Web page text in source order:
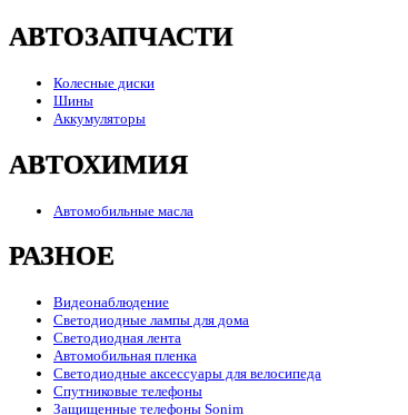
АВТОЗАПЧАСТИ
Колесные диски
Шины
Аккумуляторы
АВТОХИМИЯ
Автомобильные масла
РАЗНОЕ
Видеонаблюдение
Светодиодные лампы для дома
Светодиодная лента
Автомобильная пленка
Светодиодные аксессуары для велосипеда
Спутниковые телефоны
Защищенные телефоны Sonim